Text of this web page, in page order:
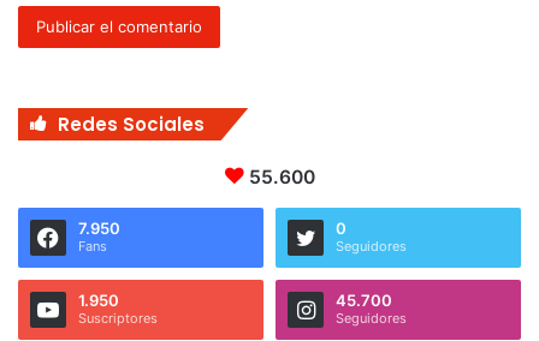
Redes Sociales
55.600
7.950
Fans
0
Seguidores
1.950
Suscriptores
45.700
Seguidores